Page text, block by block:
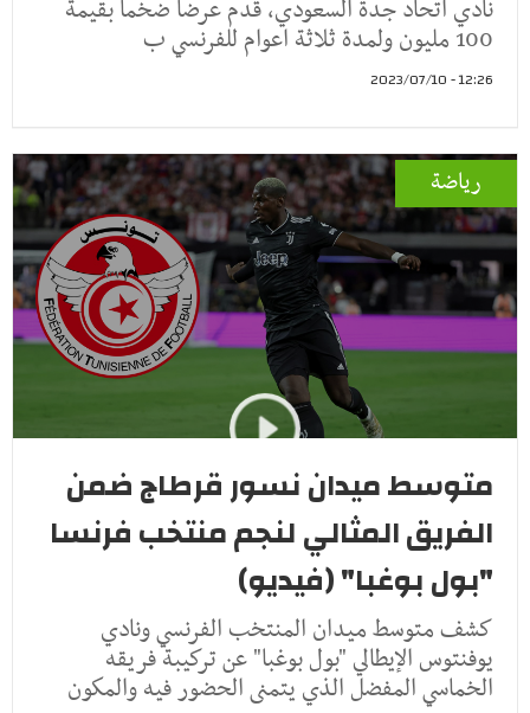
نادي اتحاد جدة السعودي, قدم عرضا ضخما بقيمة
100 مليون ولمدة ثلاثة اعوام للفرنسي ب
12:26 - 2023/07/10
رياضة
متوسط ميدان نسور قرطاج ضمن
الفريق المثالي لنجم منتخب فرنسا
"بول بوغبا" (فيديو)
كشف متوسط ميدان المنتخب الفرنسي ونادي
يوفنتوس الإيطالي "بول بوغبا" عن تركيبة فريقه
الخماسي المفضل الذي يتمنى الحضور فيه والمكون